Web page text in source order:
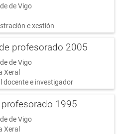
de Vigo
e xestión
profesorado 2005
de Vigo
Xeral
docente e investigador
1995
de Vigo
Xeral